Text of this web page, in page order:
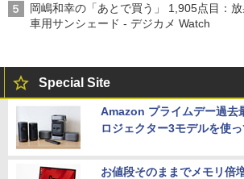
岡嶋和幸の「あとで買う」 1,905点目：
車用サンシェード - デジカメ Watch
Special Site
Amazon プライムデー過去
ロジェクター3モデルを使
お値段そのままでメモリ倍